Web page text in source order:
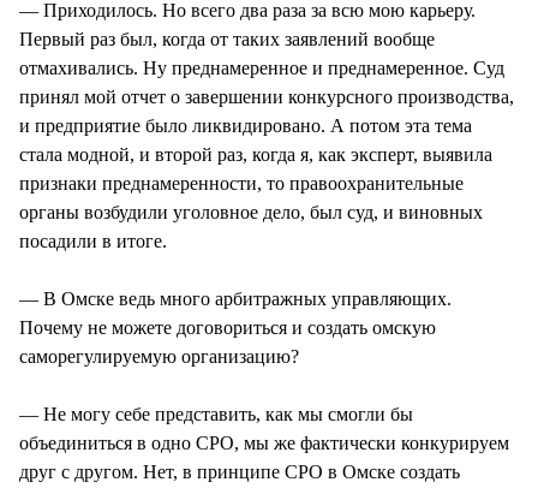
— Приходилось. Но всего два раза за всю мою карьеру.
Первый раз был, когда от таких заявлений вообще
отмахивались. Ну преднамеренное и преднамеренное. Суд
принял мой отчет о завершении конкурсного производства,
и предприятие было ликвидировано. А потом эта тема
стала модной, и второй раз, когда я, как эксперт, выявила
признаки преднамеренности, то правоохранительные
органы возбудили уголовное дело, был суд, и виновных
посадили в итоге.
— В Омске ведь много арбитражных управляющих.
Почему не можете договориться и создать омскую
саморегулируемую организацию?
— Не могу себе представить, как мы смогли бы
объединиться в одно СРО, мы же фактически конкурируем
друг с другом. Нет, в принципе СРО в Омске создать